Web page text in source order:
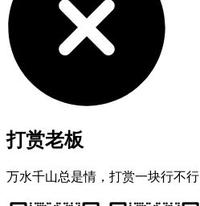
打赏老板
万水千山总是情，打赏一块行不行